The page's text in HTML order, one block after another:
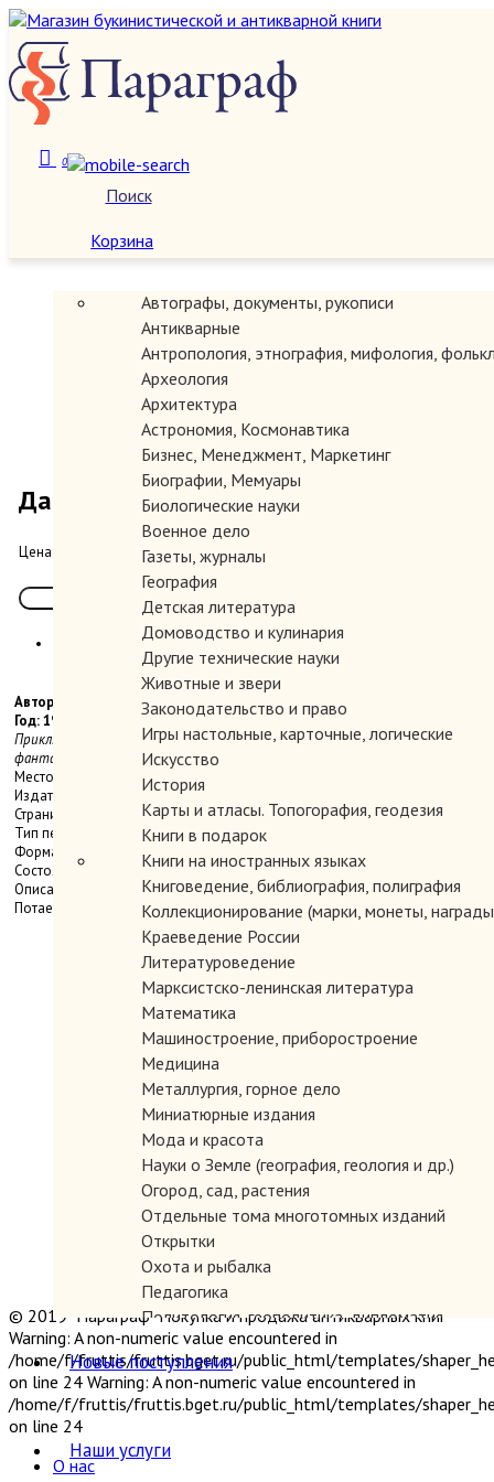
Поиск
0
Корзина
О нас
Категории
Автографы, документы, рукописи
Антикварные
Антропология, этнография, мифология,
Археология
Архитектура
Астрономия, Космонавтика
Бизнес, Менеджмент, Маркетинг
Биографии, Мемуары
Биологические науки
Военное дело
Газеты, журналы
География
Детская литература
Домоводство и кулинария
Другие технические науки
Животные и звери
Законодательство и право
Игры настольные, карточные, логические
Искусство
История
Карты и атласы. Топогорафия, геодезия
Книги в подарок
Книги на иностранных языках
Книговедение, библиография, полиграфия
Коллекционирование (марки, монеты,
Краеведение России
Литературоведение
Марксистско-ленинская литература
Математика
Машиностроение, приборостроение
Медицина
Металлургия, горное дело
Миниатюрные издания
Мода и красота
Науки о Земле (география, геология и др.)
Огород, сад, растения
Отдельные тома многотомных изданий
Открытки
Охота и рыбалка
Педагогика
Политология, геополитика, дипломатия
Популярная научно-техническая литература
Промышленность, производство
Психология
Путешествия. Географические открытия
Религия
Новые поступления
Наши услуги
Дата на камне.
Цена: 150.00 руб.
Автор: Платов Л.
Год: 1984
Приключенческие повести. Серия Библиотека приключений и научной
фантастики. Рис. В. Тараканова.
Место издания: М.
Издательство: Детская литература,
Страниц: 304 с., ил.
Тип переплета: Твердый
Формат книги: Стандартный
Состояние: Очень хорошее.
Описание: Дата на камне, Танцущий бог, Исполнение желаний, Бухта
Потаенная.
© 2019 "Параграф" Покупка и продажа антикварных книг
Warning: A non-numeric value encountered in
/home/f/fruttis/fruttis.bget.ru/public_html/templates/
on line 24 Warning: A non-numeric value encountered in
/home/f/fruttis/fruttis.bget.ru/public_html/templates/
on line 24
О нас